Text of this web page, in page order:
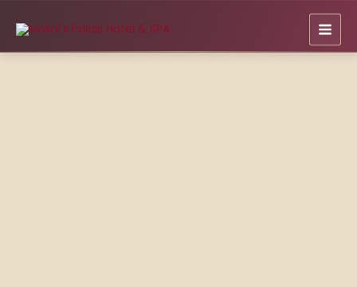
Inhalt
springen